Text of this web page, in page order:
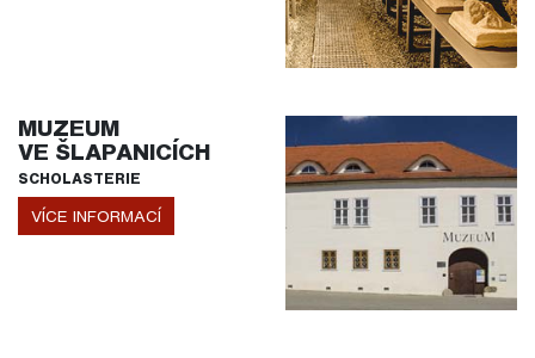
MUZEUM
VE ŠLAPANICÍCH
SCHOLASTERIE
VÍCE INFORMACÍ